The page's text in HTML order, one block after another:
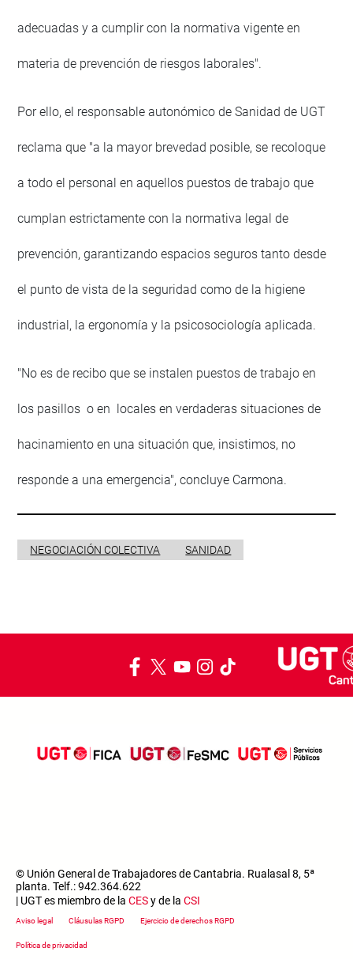
adecuadas y a cumplir con la normativa vigente en
materia de prevención de riesgos laborales".
Por ello, el responsable autonómico de Sanidad de UGT
reclama que "a la mayor brevedad posible, se recoloque
a todo el personal en aquellos puestos de trabajo que
cumplan estrictamente con la normativa legal de
prevención, garantizando espacios seguros tanto desde
el punto de vista de la seguridad como de la higiene
industrial, la ergonomía y la psicosociología aplicada.
"No es de recibo que se instalen puestos de trabajo en
los pasillos o en locales en verdaderas situaciones de
hacinamiento en una situación que, insistimos, no
responde a una emergencia", concluye Carmona.
NEGOCIACIÓN COLECTIVA SANIDAD
© Unión General de Trabajadores de Cantabria. Rualasal 8, 5ª
planta. Telf.: 942.364.622
| UGT es miembro de la CESy de la CSI
Footer menu
Aviso legal Cláusulas RGPD Ejercicio de derechos RGPD
Política de privacidad